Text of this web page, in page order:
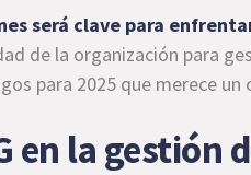
será clave para
de la organización para
para 2025 que merece un
en la gestión